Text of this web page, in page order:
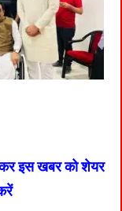
कर इस खबर को शेयर